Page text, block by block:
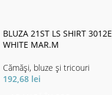
BLUZA 21ST LS SHIRT 3012E
WHITE MAR.M
Cămăși, bluze și tricouri
192,68 lei